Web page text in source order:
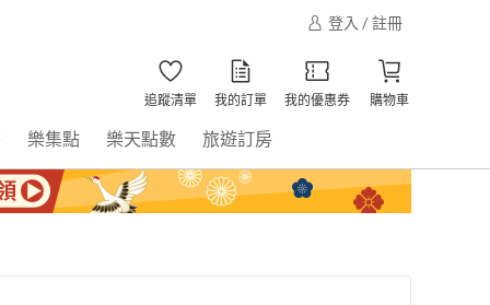
登入 / 註冊
追蹤清單 我的訂單 我的優惠券 購物車
樂集點 樂天點數 旅遊訂房